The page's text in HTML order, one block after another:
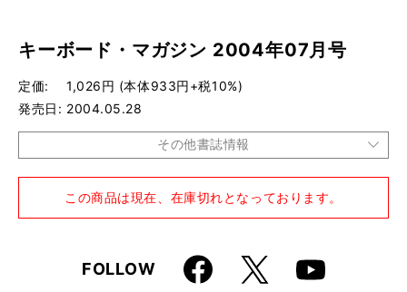
キーボード・マガジン 2004年07月号
定価
1,026円 (本体933円+税10%)
発売日
2004.05.28
その他書誌情報
雑誌
この商品は現在、在庫切れとなっております。
FOLLOWFaceboo
k
X Youtube